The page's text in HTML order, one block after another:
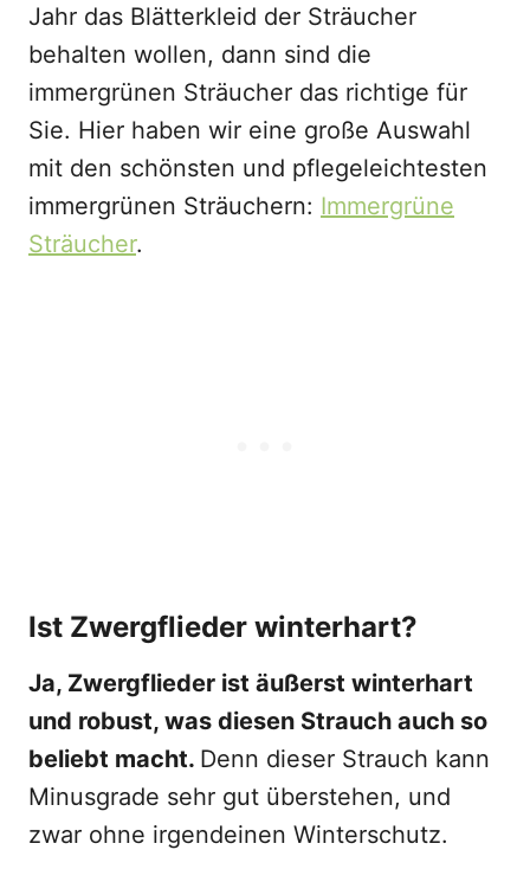
Jahr das Blätterkleid der Sträucher
behalten wollen, dann sind die
immergrünen Sträucher das richtige für
Sie. Hier haben wir eine große Auswahl
mit den schönsten und pflegeleichtesten
immergrünen Sträuchern: Immergrüne
Sträucher.
Ist Zwergflieder winterhart?
Ja, Zwergflieder ist äußerst winterhart
und robust, was diesen Strauch auch so
beliebt macht. Denn dieser Strauch kann
Minusgrade sehr gut überstehen, und
zwar ohne irgendeinen Winterschutz.